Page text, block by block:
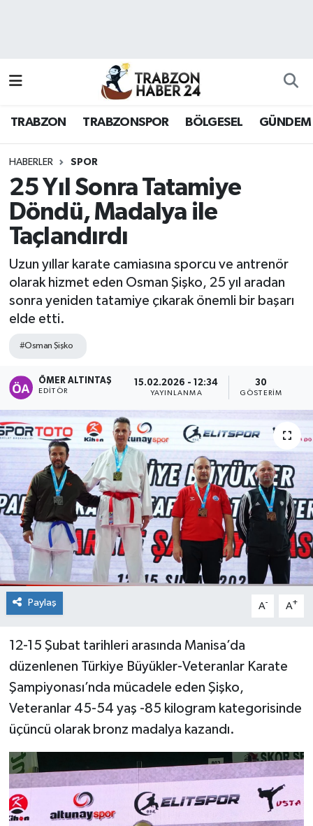
TRABZON TRABZONSPOR BÖLGESEL GÜNDEM
HABERLER SPOR
25 Yıl Sonra Tatamiye
Döndü, Madalya ile
Taçlandırdı
Uzun yıllar karate camiasına sporcu ve antrenör
olarak hizmet eden Osman Şişko, 25 yıl aradan
sonra yeniden tatamiye çıkarak önemli bir başarı
elde etti.
#Osman Şişko
ÖMER ALTINTAŞ
EDITÖR
15.02.2026 - 12:34
YAYINLANMA
30
GÖSTERIM
Paylaş A- A+
12-15 Şubat tarihleri arasında Manisa’da
düzenlenen Türkiye Büyükler-Veteranlar Karate
Şampiyonası’nda mücadele eden Şişko,
Veteranlar 45-54 yaş -85 kilogram kategorisinde
üçüncü olarak bronz madalya kazandı.
Hava Durumu
Namaz Vakitleri
Trafik Durumu
Süper Lig Puan Durumu ve Fikstür
Tüm Manşetler
Son Dakika Haberleri
Haber Arşivi